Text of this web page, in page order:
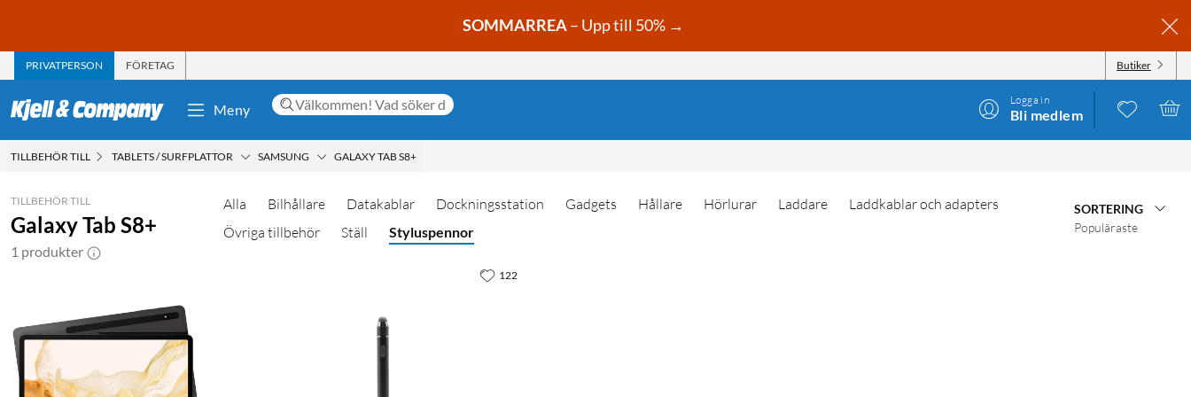
SOMMARREA– Upp till 50% →
PRIVATPERSON FÖRETAG Butiker
Meny
Logga in
Bli medlem
TILLBEHÖR TILL TABLETS / SURFPLATTOR SAMSUNG GALAXY TAB S8+
TILLBEHÖR TILL
Galaxy Tab S8+
1 produkter
Alla Bilhållare Datakablar Dockningsstation Gadgets Hållare Hörlurar Laddare
Laddkablar och adapters
Övriga tillbehör
Ställ Styluspennor
SORTERING
Populäraste
122